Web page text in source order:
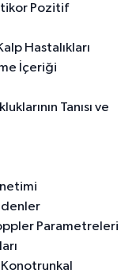
Pozitif
Hastalıkları
İçeriği
Tanısı ve
Parametreleri